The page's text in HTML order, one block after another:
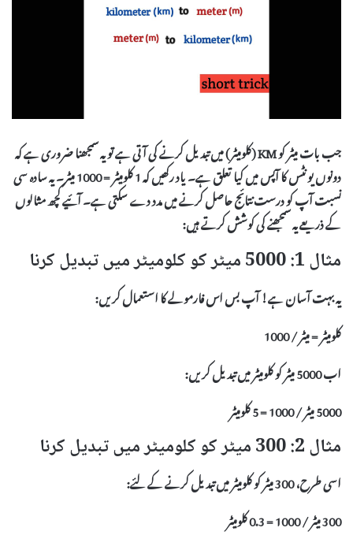
جب بات میٹر کو KM (کلومیٹر) میں تبدیل کرنے کی آتی ہے تو یہ سمجھنا ضروری ہے کہ
دونوں یونٹس کا آپس میں کیا تعلق ہے۔ یاد رکھیں کہ 1 کلومیٹر = 1000 میٹر۔ یہ سادہ سی
نسبت آپ کو درست نتائج حاصل کرنے میں مدد دے سکتی ہے۔ آئیے کچھ مثالوں
کے ذریعے یہ سمجھنے کی کوشش کرتے ہیں:
مثال 1: 5000 میٹر کو کلومیٹر میں تبدیل کرنا
یہ بہت آسان ہے! آپ بس اس فارمولے کا استعمال کریں:
کلومیٹر = میٹر / 1000
اب 5000 میٹر کو کلومیٹر میں تبدیل کریں:
5000 میٹر / 1000 = 5 کلومیٹر
مثال 2: 300 میٹر کو کلومیٹر میں تبدیل کرنا
اسی طرح، 300 میٹر کو کلومیٹر میں تبدیل کرنے کے لئے:
300 میٹر / 1000 = 0.3 کلومیٹر